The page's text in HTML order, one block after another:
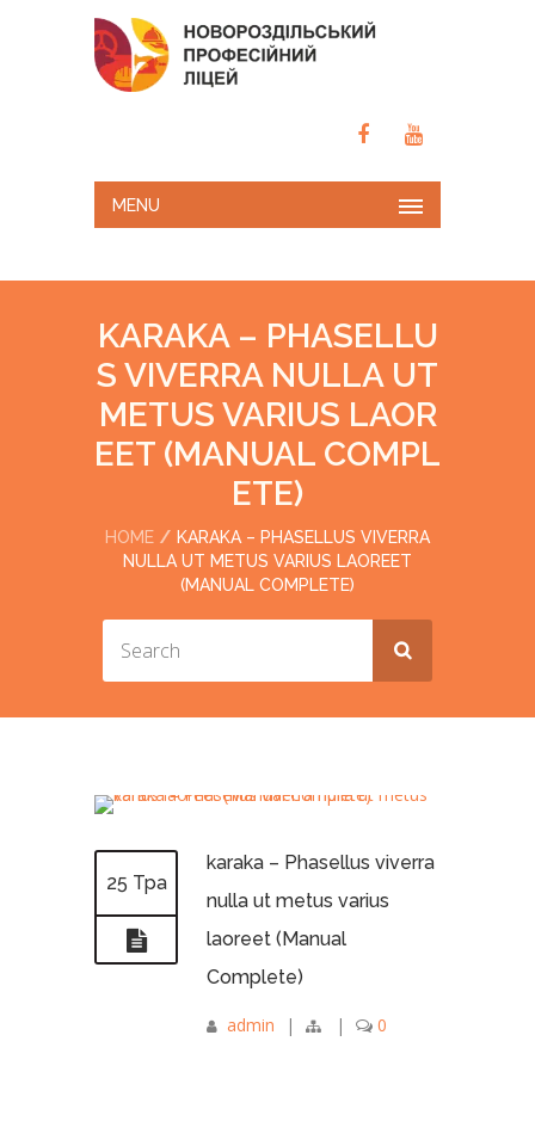
MENU
KARAKA – PHASELLU
S VIVERRA NULLA UT
METUS VARIUS LAOR
EET (MANUAL COMPL
ETE)
HOME
KARAKA – PHASELLUS VIVERRA
NULLA UT METUS VARIUS LAOREET
(MANUAL COMPLETE)
25 Тра
karaka – Phasellus viverra
nulla ut metus varius
laoreet (Manual
Complete)
admin | | 0